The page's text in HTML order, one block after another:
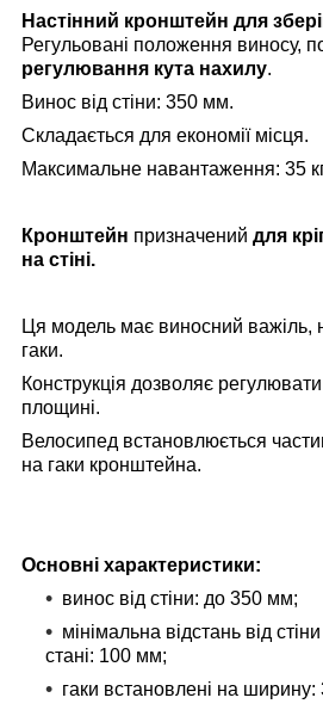
Настінний кронштейн для
Регульовані положення виносу,
регулювання кута нахилу.
Винос від стіни: 350 мм.
Складається для економії місця.
Максимальне навантаження: 35
Кронштейн призначений для
на стіні.
Ця модель має виносний важіль,
гаки.
Конструкція дозволяє
площині.
Велосипед встановлюється
на гаки кронштейна.
Основні характеристики:
винос від стіни: до 350 мм;
мінімальна відстань від
стані: 100 мм;
гаки встановлені на